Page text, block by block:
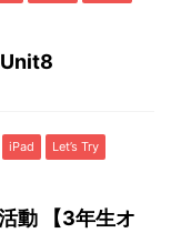
iPad
Let’s Try
動 【3年生オ